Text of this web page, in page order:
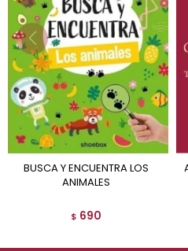
BUSCA Y ENCUENTRA LOS
ANIMALES
$ 690